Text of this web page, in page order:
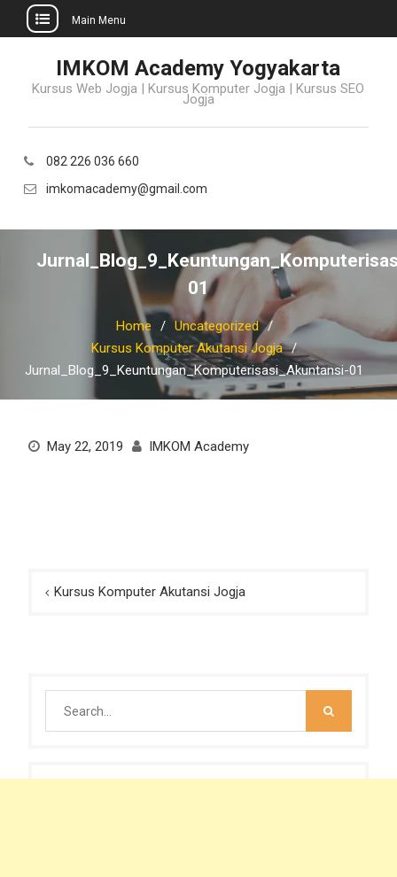
content
Main Menu
IMKOM Academy Yogyakarta
Kursus Web Jogja | Kursus Komputer Jogja | Kursus SEO
Jogja
082 226 036 660
imkomacademy@gmail.com
01
Home
Uncategorized
Kursus Komputer Akutansi Jogja
Jurnal_Blog_9_Keuntungan_Komputerisasi_Akuntansi-01
May 22, 2019 IMKOM Academy
PostKursus Komputer Akutansi Jogja